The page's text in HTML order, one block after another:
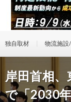
独自取材 物流施設
岸田首相
で「2030